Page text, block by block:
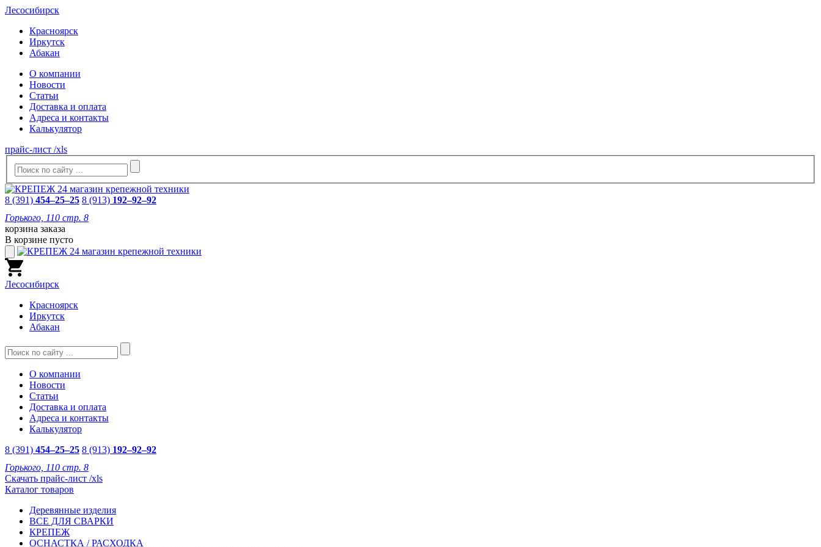
Лесосибирск
Красноярск
Иркутск
Абакан
О компании
Новости
Статьи
Доставка и оплата
Адреса и контакты
Калькулятор
прайс-лист /xls
8 (391) 454–25–25 8 (913) 192–92–92
Горького, 110 стр. 8
корзина заказа
В корзине пусто
Лесосибирск
Красноярск
Иркутск
Абакан
О компании
Новости
Статьи
Доставка и оплата
Адреса и контакты
Калькулятор
8 (391) 454–25–25 8 (913) 192–92–92
Горького, 110 стр. 8
Скачать прайс-лист /xls
Каталог товаров
Деревянные изделия
ВСЕ ДЛЯ СВАРКИ
КРЕПЕЖ
ОСНАСТКА / РАСХОДКА